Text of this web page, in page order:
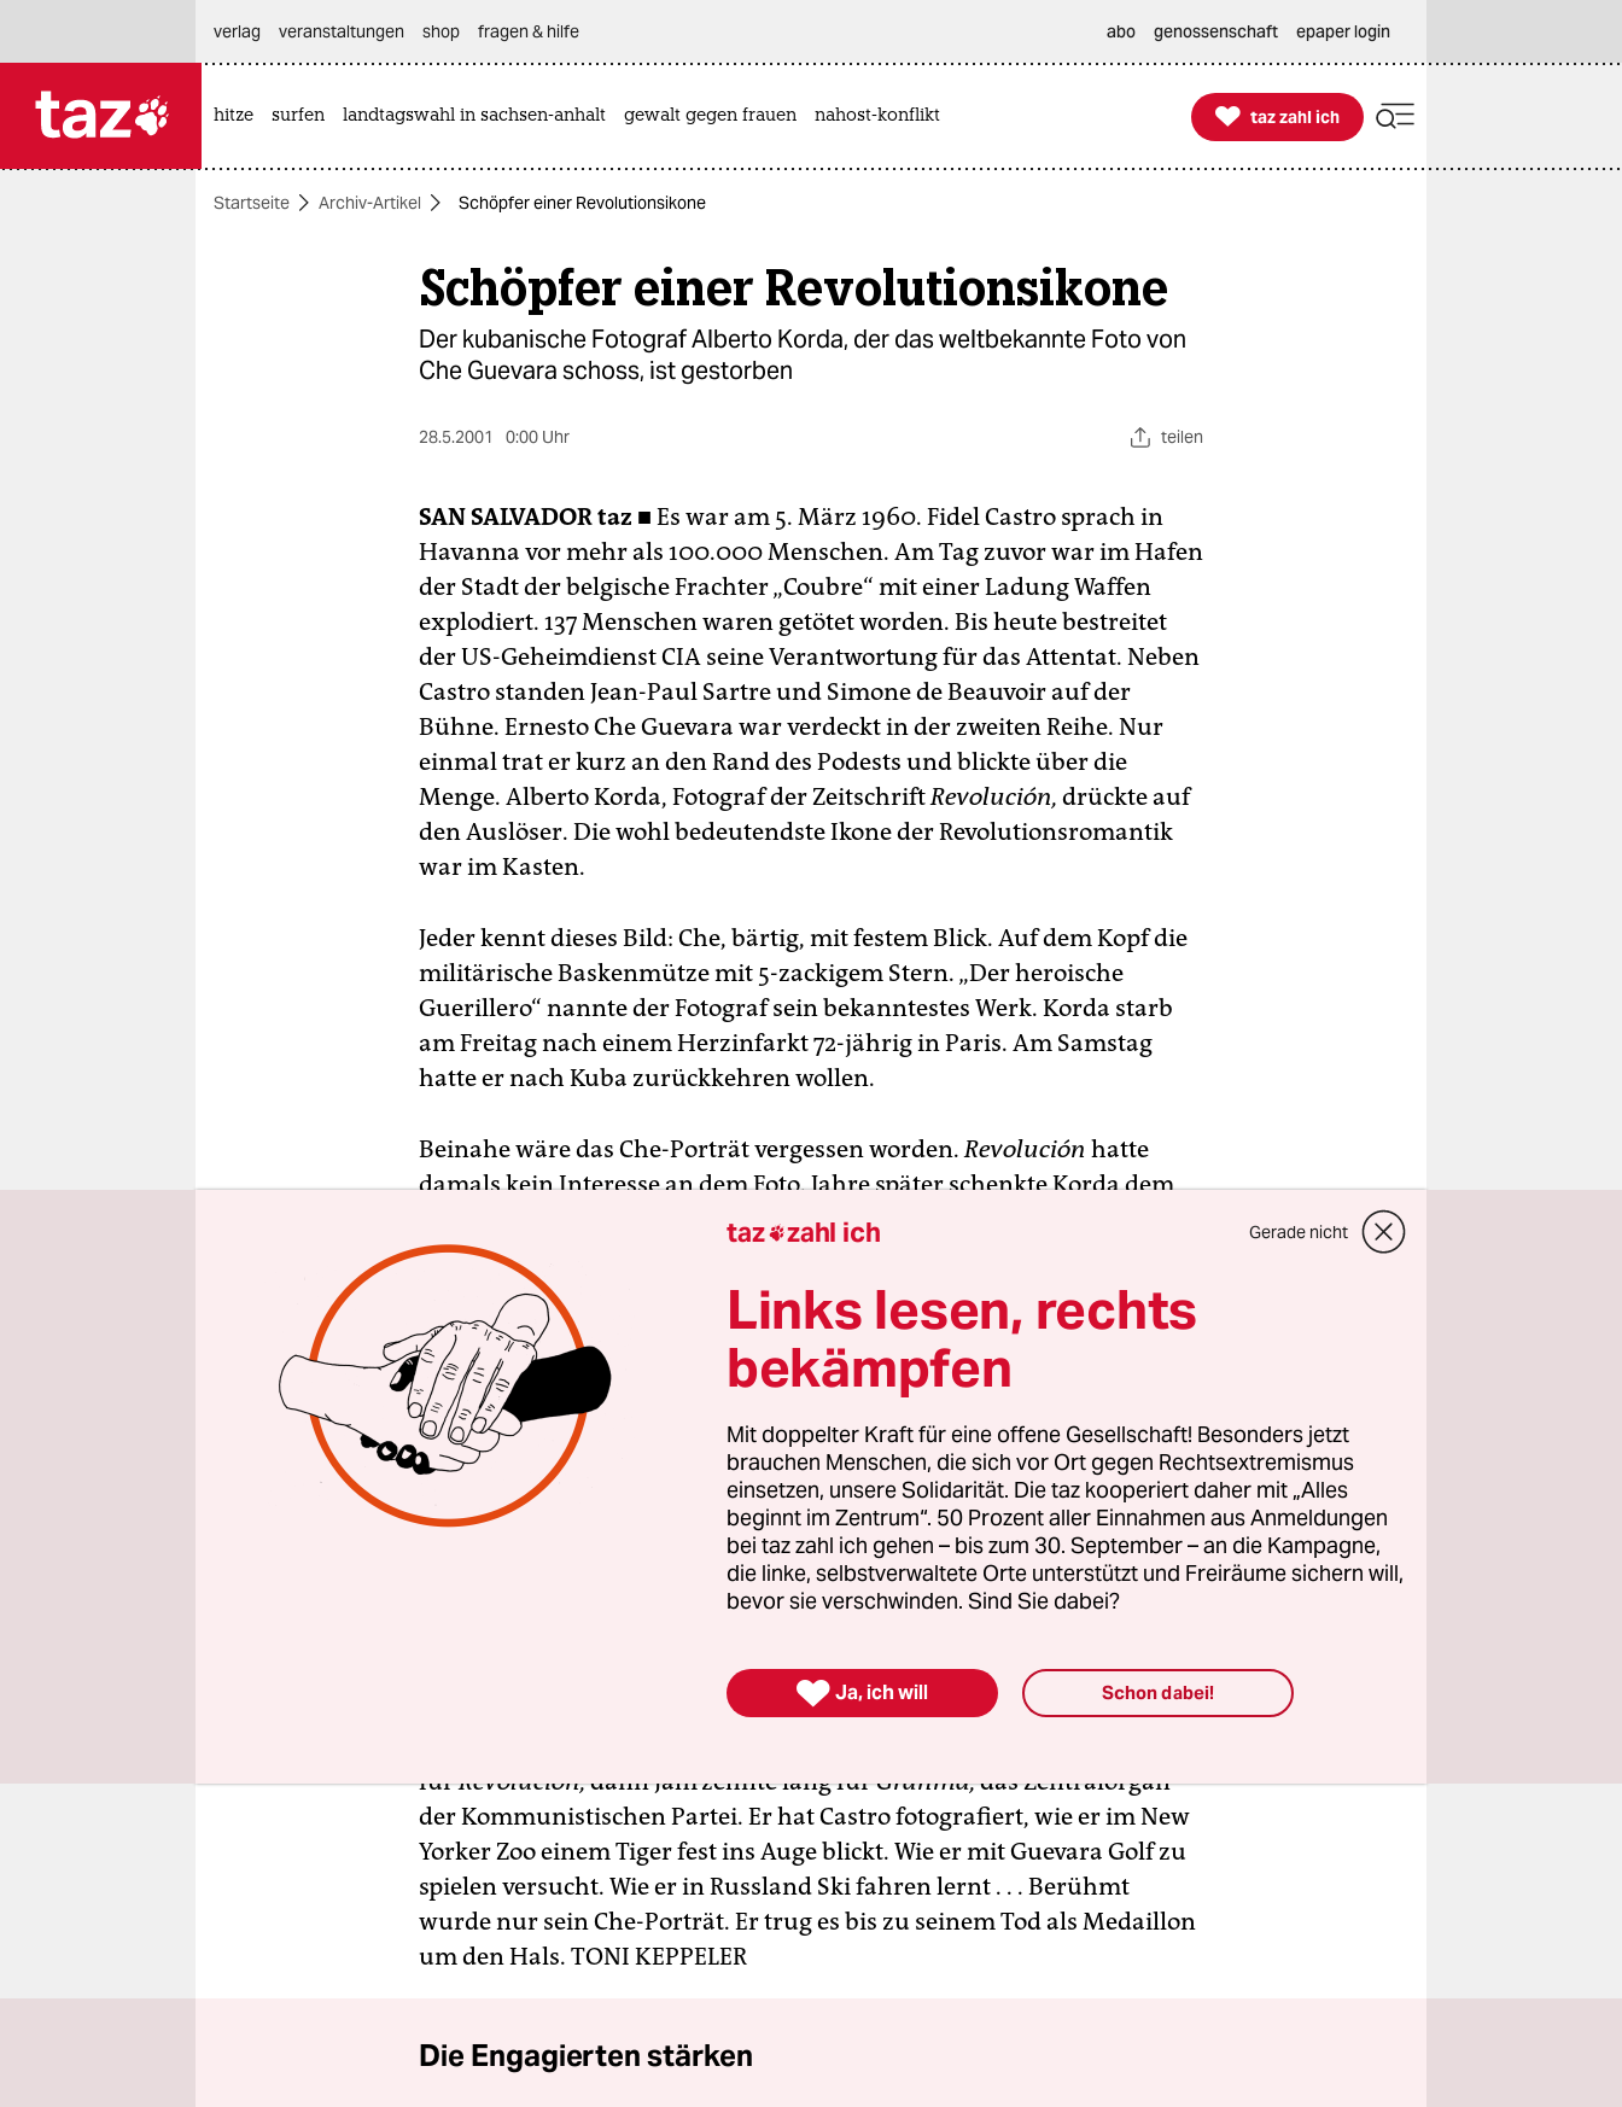
themen
verlag
veranstaltungen shop fragen & hilfe abo genossenschaft epaper login
hitze surfen landtagswahl in sachsen-anhalt gewalt gegen frauen nahost-konflikt 
taz zahl ich
taz zahl ich
Startseite Archiv-Artikel Schöpfer einer Revolutionsikone
Schöpfer einer Revolutionsikone
Der kubanische Fotograf Alberto Korda, der das weltbekannte Foto von
Che Guevara schoss, ist gestorben
28.5.2001 0:00 Uhr teilen
SAN SALVADORtaz ■ Es war am 5. März 1960. Fidel Castro sprach in
Havanna vor mehr als 100.000 Menschen. Am Tag zuvor war im Hafen
der Stadt der belgische Frachter „Coubre“ mit einer Ladung Waffen
explodiert. 137 Menschen waren getötet worden. Bis heute bestreitet
der US-Geheimdienst CIA seine Verantwortung für das Attentat. Neben
Castro standen Jean-Paul Sartre und Simone de Beauvoir auf der
Bühne. Ernesto Che Guevara war verdeckt in der zweiten Reihe. Nur
einmal trat er kurz an den Rand des Podests und blickte über die
Menge. Alberto Korda, Fotograf der ZeitschriftRevolución, drückte auf
den Auslöser. Die wohl bedeutendste Ikone der Revolutionsromantik
war im Kasten.
Jeder kennt dieses Bild: Che, bärtig, mit festem Blick. Auf dem Kopf die
militärische Baskenmütze mit 5-zackigem Stern. „Der heroische
Guerillero“ nannte der Fotograf sein bekanntestes Werk. Korda starb
am Freitag nach einem Herzinfarkt 72-jährig in Paris. Am Samstag
hatte er nach Kuba zurückkehren wollen.
Beinahe wäre das Che-Porträt vergessen worden.Revolución hatte
damals kein Interesse an dem Foto. Jahre später schenkte Korda dem
linken italienischen Verleger Gianfranco Feltrinelli einen Abzug. Als
dann Che Guevara im Oktober 1967 in Bolivien ermordet wurde,
brachte Feltrinelli das Foto groß heraus.
Korda hat das nie gestört. Er freute sich, dass sein Foto tausendfach auf
T-Shirts und Plakaten bei den Demonstrationen der 68er-Revolte
auftauchte. Seine Autorenrechte kümmerten ihn nicht. Erst als im
vergangenen Jahr der Wodkahersteller Smirnoff das Bild für eine
Werbekampagne in England verwendete, wurde es Korda zu viel. Er
klagte und bekam in einem außergerichtlichen Vergleich 50.000
Dollar Schadenersatz. Als guter Revolutionär spendete er das Geld für
Medikamente für kubanische Kinder.
Angefangen hatte Korda als Modefotograf. Unter seinem bürgerlichen
Namen Alberto Díaz Gutiérrez führte er in den 50er-Jahren eines der
fürRevolución,dann Jahrzehnte lang fürGranma,das Zentralorgan
der Kommunistischen Partei. Er hat Castro fotografiert, wie er im New
Yorker Zoo einem Tiger fest ins Auge blickt. Wie er mit Guevara Golf zu
spielen versucht. Wie er in Russland Ski fahren lernt . . . Berühmt
wurde nur sein Che-Porträt. Er trug es bis zu seinem Tod als Medaillon
um den Hals. TONI KEPPELER
Die Engagierten stärken
taz zahl ich Gerade nicht
Links lesen, rechts
bekämpfen
Mit doppelter Kraft für eine offene Gesellschaft! Besonders jetzt
brauchen Menschen, die sich vor Ort gegen Rechtsextremismus
einsetzen, unsere Solidarität. Die taz kooperiert daher mit „Alles
beginnt im Zentrum“. 50 Prozent aller Einnahmen aus Anmeldungen
bei taz zahl ich gehen – bis zum 30. September – an die Kampagne,
die linke, selbstverwaltete Orte unterstützt und Freiräume sichern will,
bevor sie verschwinden. Sind Sie dabei?
 Ja, ich will Schon dabei!